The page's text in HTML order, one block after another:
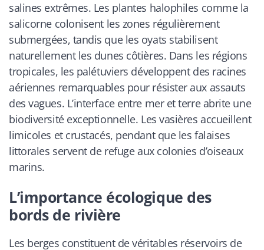
salines extrêmes. Les plantes halophiles comme la
salicorne colonisent les zones régulièrement
submergées, tandis que les oyats stabilisent
naturellement les dunes côtières. Dans les régions
tropicales, les palétuviers développent des racines
aériennes remarquables pour résister aux assauts
des vagues. L’interface entre mer et terre abrite une
biodiversité exceptionnelle. Les vasières accueillent
limicoles et crustacés, pendant que les falaises
littorales servent de refuge aux colonies d’oiseaux
marins.
L’importance écologique des
bords de rivière
Les berges constituent de véritables réservoirs de